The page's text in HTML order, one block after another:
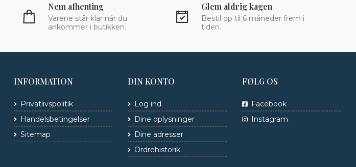
Nem afhenting
Varene står klar når du
ankommer i butikken.
Glem aldrig kagen
Bestil op til 6 måneder frem i
tiden.
INFORMATION
Privatlivspolitik
Handelsbetingelser
Sitemap
DIN KONTO
Log ind
Dine oplysninger
Dine adresser
Ordrehistorik
FØLG OS
Facebook
Instagram